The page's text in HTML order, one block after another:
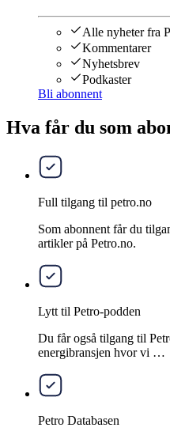
Alle nyheter fra
Kommentarer
Nyhetsbrev
Podkaster
Bli abonnent
Hva får du som
Full tilgang til petro.no
Som abonnent får du
artikler på Petro.no.
Lytt til Petro-podden
Du får også tilgang til
energibransjen hvor vi …
Petro Databasen